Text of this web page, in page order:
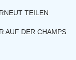
TEILEN
AUF DER CHAMPS